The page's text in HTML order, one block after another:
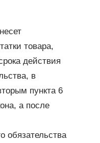
товара,
действия
в
пункта 6
а после
обязательства